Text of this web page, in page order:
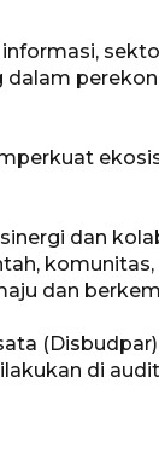
dan
dan
di